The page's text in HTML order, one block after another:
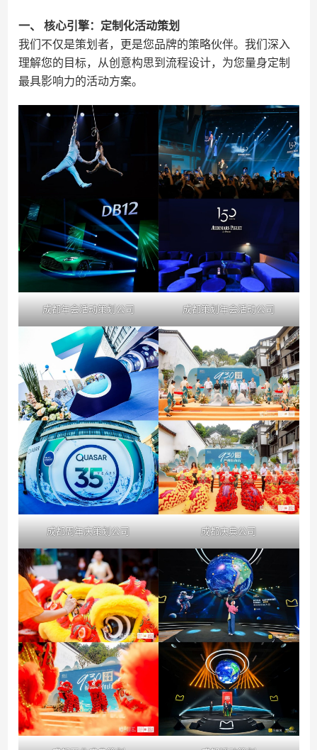
一、 核心引擎：定制化活动策划
我们不仅是策划者，更是您品牌的策略伙伴。我们深入
理解您的目标，从创意构思到流程设计，为您量身定制
最具影响力的活动方案。
成都年会活动策划公司 成都策划年会活动公司
成都周年庆策划公司 成都庆典公司